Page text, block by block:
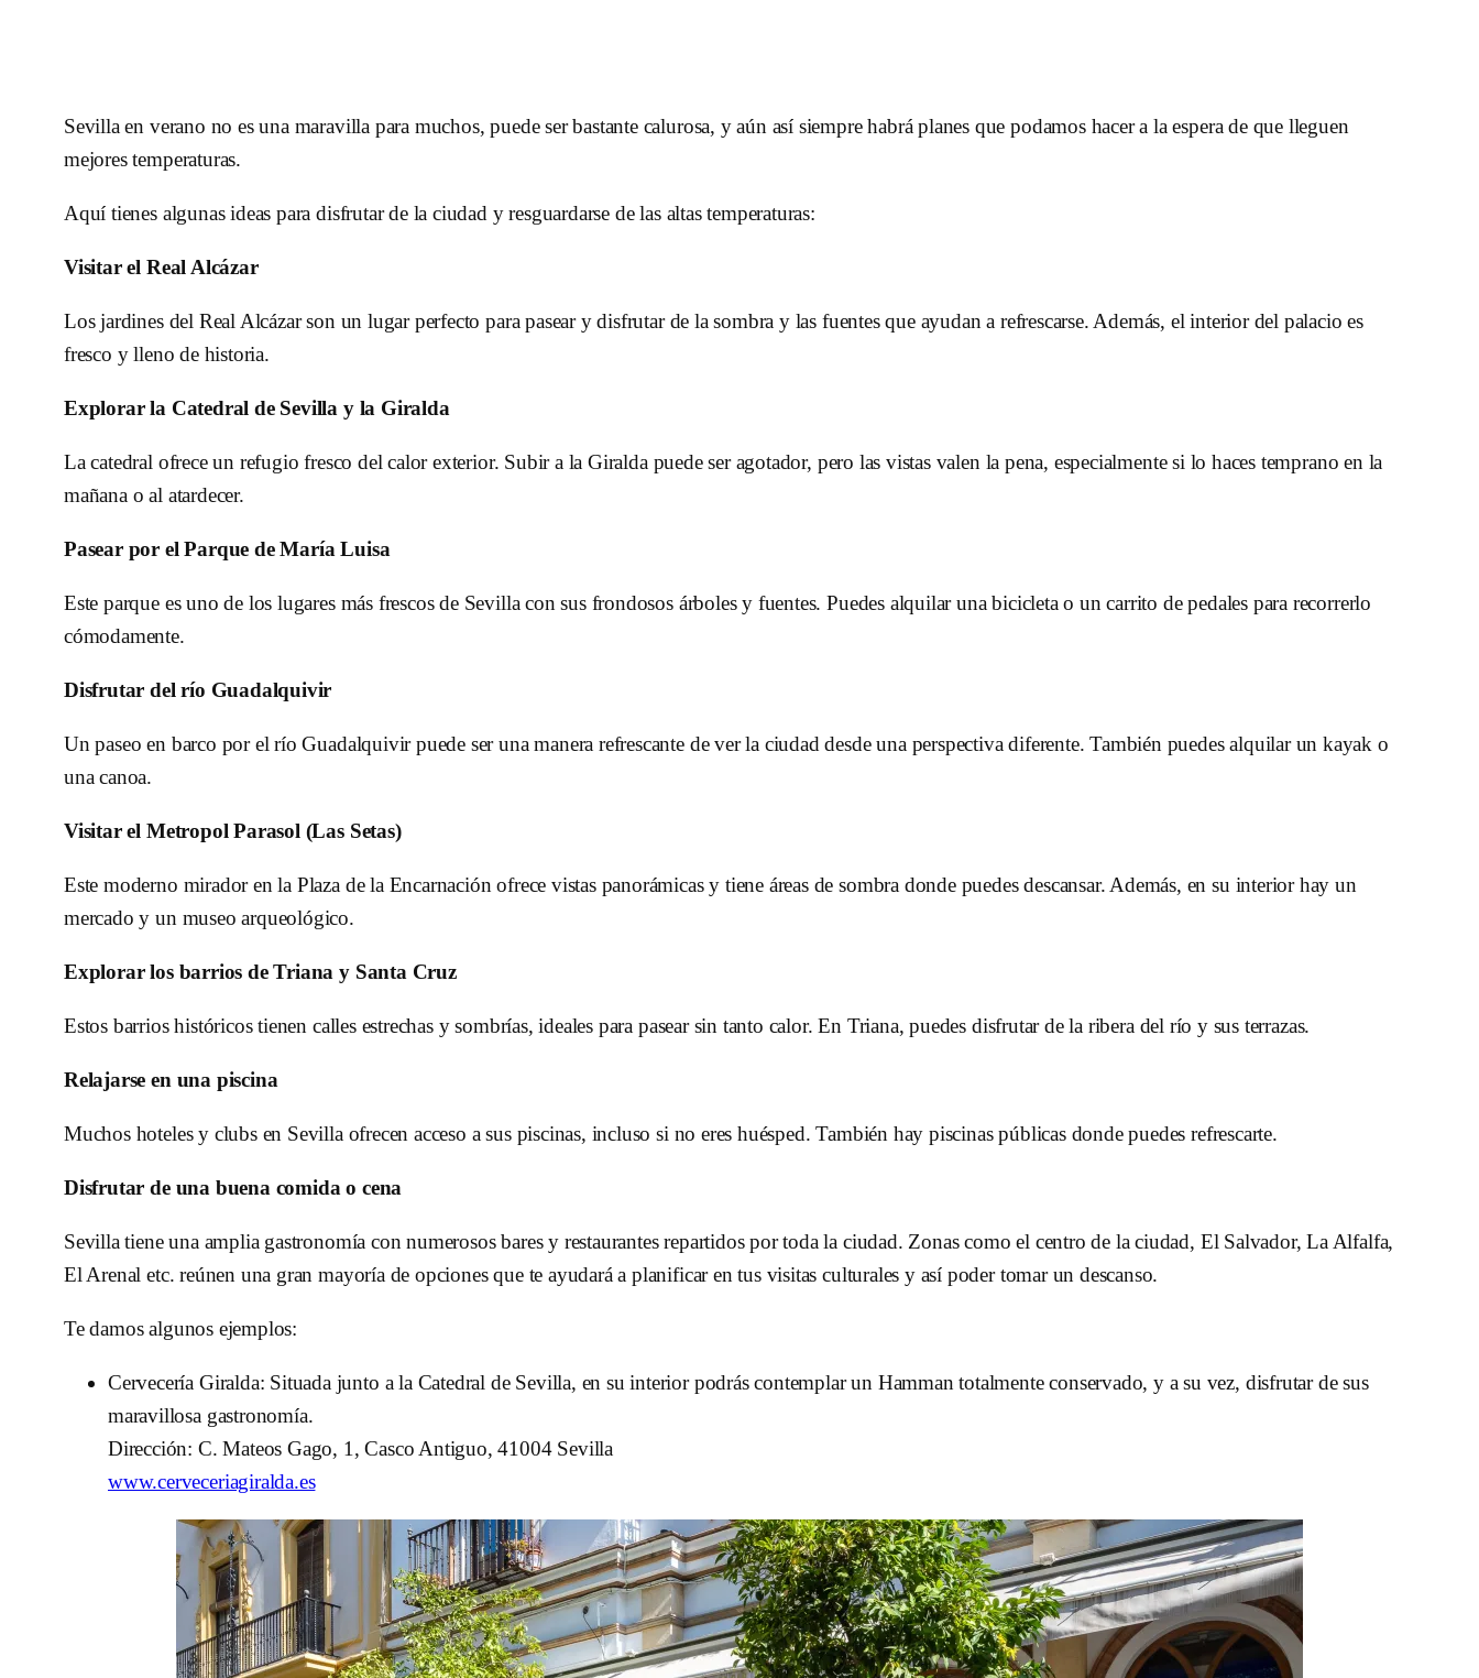
Sevilla en verano no es una maravilla para muchos, puede ser bastante calurosa, y aún así siempre habrá planes que podamos hacer a la espera de que lleguen
mejores temperaturas.
Aquí tienes algunas ideas para disfrutar de la ciudad y resguardarse de las altas temperaturas:
Visitar el Real Alcázar
Los jardines del Real Alcázar son un lugar perfecto para pasear y disfrutar de la sombra y las fuentes que ayudan a refrescarse. Además, el interior del palacio es
fresco y lleno de historia.
Explorar la Catedral de Sevilla y la Giralda
La catedral ofrece un refugio fresco del calor exterior. Subir a la Giralda puede ser agotador, pero las vistas valen la pena, especialmente si lo haces temprano en la
mañana o al atardecer.
Pasear por el Parque de María Luisa
Este parque es uno de los lugares más frescos de Sevilla con sus frondosos árboles y fuentes. Puedes alquilar una bicicleta o un carrito de pedales para recorrerlo
cómodamente.
Disfrutar del río Guadalquivir
Un paseo en barco por el río Guadalquivir puede ser una manera refrescante de ver la ciudad desde una perspectiva diferente. También puedes alquilar un kayak o
una canoa.
Visitar el Metropol Parasol (Las Setas)
Este moderno mirador en la Plaza de la Encarnación ofrece vistas panorámicas y tiene áreas de sombra donde puedes descansar. Además, en su interior hay un
mercado y un museo arqueológico.
Explorar los barrios de Triana y Santa Cruz
Estos barrios históricos tienen calles estrechas y sombrías, ideales para pasear sin tanto calor. En Triana, puedes disfrutar de la ribera del río y sus terrazas.
Relajarse en una piscina
Muchos hoteles y clubs en Sevilla ofrecen acceso a sus piscinas, incluso si no eres huésped. También hay piscinas públicas donde puedes refrescarte.
Disfrutar de una buena comida o cena
Sevilla tiene una amplia gastronomía con numerosos bares y restaurantes repartidos por toda la ciudad. Zonas como el centro de la ciudad, El Salvador, La Alfalfa,
El Arenal etc. reúnen una gran mayoría de opciones que te ayudará a planificar en tus visitas culturales y así poder tomar un descanso.
Te damos algunos ejemplos:
Cervecería Giralda: Situada junto a la Catedral de Sevilla, en su interior podrás contemplar un Hamman totalmente conservado, y a su vez, disfrutar de sus
maravillosa gastronomía.
Dirección: C. Mateos Gago, 1, Casco Antiguo, 41004 Sevilla
www.cerveceriagiralda.es